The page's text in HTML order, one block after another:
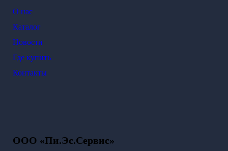
О нас
Каталог
Новости
Где купить
Контакты
ООО «Пи.Эс.Сервис»